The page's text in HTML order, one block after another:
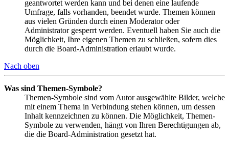
geantwortet werden kann und bei denen eine laufende
Umfrage, falls vorhanden, beendet wurde. Themen können
aus vielen Gründen durch einen Moderator oder
Administrator gesperrt werden. Eventuell haben Sie auch die
Möglichkeit, Ihre eigenen Themen zu schließen, sofern dies
durch die Board-Administration erlaubt wurde.
Nach oben
Was sind Themen-Symbole?
Themen-Symbole sind vom Autor ausgewählte Bilder, welche
mit einem Thema in Verbindung stehen können, um dessen
Inhalt kennzeichnen zu können. Die Möglichkeit, Themen-
Symbole zu verwenden, hängt von Ihren Berechtigungen ab,
die die Board-Administration gesetzt hat.